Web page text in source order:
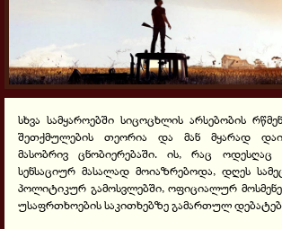
სხვა სამყაროებში სიცოცხლის არსებობის
შეთქმულების თეორია და მან მყარად
მასობრივ ცნობიერებაში. ის, რაც ოდესღაც
სენსაციურ მასალად მოიაზრებოდა, დღეს
პოლიტიკურ გამოსვლებში, ოფიციალურ
უსაფრთხოების საკითხებზე გამართულ